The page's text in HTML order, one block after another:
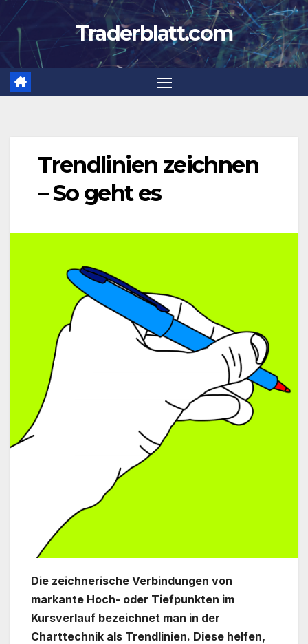
Zum
Inhalt
springen
Traderblatt.com
Trendlinien zeichnen
– So geht es
Die zeichnerische Verbindungen von
markante Hoch- oder Tiefpunkten im
Kursverlauf bezeichnet man in der
Charttechnik als Trendlinien. Diese helfen,